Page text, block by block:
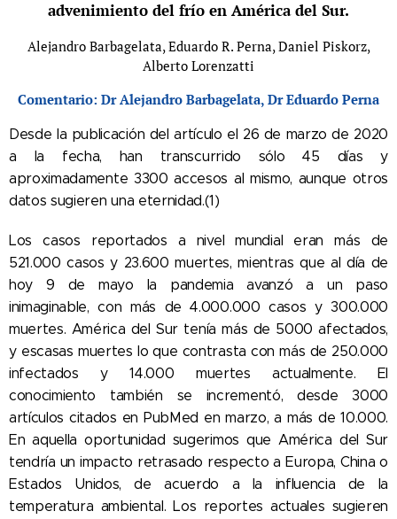
advenimiento del frío en América del Sur.
Alejandro Barbagelata, Eduardo R. Perna, Daniel Piskorz,
Alberto Lorenzatti
Comentario: Dr Alejandro Barbagelata, Dr Eduardo Perna
Desde la publicación del artículo el 26 de marzo de 2020
a la fecha, han transcurrido sólo 45 días y
aproximadamente 3300 accesos al mismo, aunque otros
datos sugieren una eternidad.(1)
Los casos reportados a nivel mundial eran más de
521.000 casos y 23.600 muertes, mientras que al día de
hoy 9 de mayo la pandemia avanzó a un paso
inimaginable, con más de 4.000.000 casos y 300.000
muertes. América del Sur tenía más de 5000 afectados,
y escasas muertes lo que contrasta con más de 250.000
infectados y 14.000 muertes actualmente. El
conocimiento también se incrementó, desde 3000
artículos citados en PubMed en marzo, a más de 10.000.
En aquella oportunidad sugerimos que América del Sur
tendría un impacto retrasado respecto a Europa, China o
Estados Unidos, de acuerdo a la influencia de la
temperatura ambiental. Los reportes actuales sugieren